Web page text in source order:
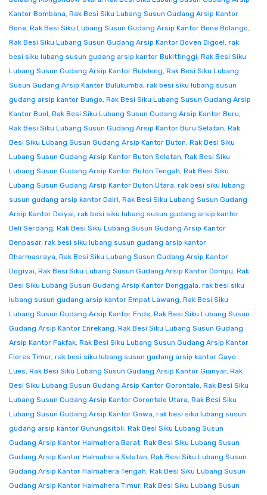
Kantor Bombana, Rak Besi Siku Lubang Susun Gudang Arsip Kantor
Bone, Rak Besi Siku Lubang Susun Gudang Arsip Kantor Bone Bolango,
Rak Besi Siku Lubang Susun Gudang Arsip Kantor Boven Digoel, rak
besi siku lubang susun gudang arsip kantor Bukittinggi, Rak Besi Siku
Lubang Susun Gudang Arsip Kantor Buleleng, Rak Besi Siku Lubang
Susun Gudang Arsip Kantor Bulukumba, rak besi siku lubang susun
gudang arsip kantor Bungo, Rak Besi Siku Lubang Susun Gudang Arsip
Kantor Buol, Rak Besi Siku Lubang Susun Gudang Arsip Kantor Buru,
Rak Besi Siku Lubang Susun Gudang Arsip Kantor Buru Selatan, Rak
Besi Siku Lubang Susun Gudang Arsip Kantor Buton, Rak Besi Siku
Lubang Susun Gudang Arsip Kantor Buton Selatan, Rak Besi Siku
Lubang Susun Gudang Arsip Kantor Buton Tengah, Rak Besi Siku
Lubang Susun Gudang Arsip Kantor Buton Utara, rak besi siku lubang
susun gudang arsip kantor Dairi, Rak Besi Siku Lubang Susun Gudang
Arsip Kantor Deiyai, rak besi siku lubang susun gudang arsip kantor
Deli Serdang, Rak Besi Siku Lubang Susun Gudang Arsip Kantor
Denpasar, rak besi siku lubang susun gudang arsip kantor
Dharmasraya, Rak Besi Siku Lubang Susun Gudang Arsip Kantor
Dogiyai, Rak Besi Siku Lubang Susun Gudang Arsip Kantor Dompu, Rak
Besi Siku Lubang Susun Gudang Arsip Kantor Donggala, rak besi siku
lubang susun gudang arsip kantor Empat Lawang, Rak Besi Siku
Lubang Susun Gudang Arsip Kantor Ende, Rak Besi Siku Lubang Susun
Gudang Arsip Kantor Enrekang, Rak Besi Siku Lubang Susun Gudang
Arsip Kantor Fakfak, Rak Besi Siku Lubang Susun Gudang Arsip Kantor
Flores Timur, rak besi siku lubang susun gudang arsip kantor Gayo
Lues, Rak Besi Siku Lubang Susun Gudang Arsip Kantor Gianyar, Rak
Besi Siku Lubang Susun Gudang Arsip Kantor Gorontalo, Rak Besi Siku
Lubang Susun Gudang Arsip Kantor Gorontalo Utara, Rak Besi Siku
Lubang Susun Gudang Arsip Kantor Gowa, rak besi siku lubang susun
gudang arsip kantor Gunungsitoli, Rak Besi Siku Lubang Susun
Gudang Arsip Kantor Halmahera Barat, Rak Besi Siku Lubang Susun
Gudang Arsip Kantor Halmahera Selatan, Rak Besi Siku Lubang Susun
Gudang Arsip Kantor Halmahera Tengah, Rak Besi Siku Lubang Susun
Gudang Arsip Kantor Halmahera Timur, Rak Besi Siku Lubang Susun